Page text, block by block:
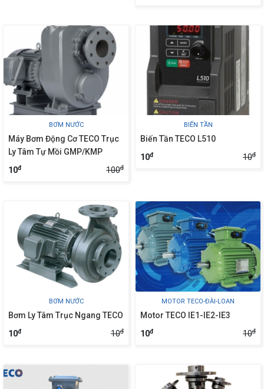
BƠM NƯỚC
Máy Bơm Động Cơ TECO Trục
Ly Tâm Tự Mồi GMP/KMP
10đ 100đ
BIẾN TẦN
Biến Tần TECO L510
10đ 10đ
BƠM NƯỚC
Bơm Ly Tâm Trục Ngang TECO
10đ 10đ
MOTOR TECO-ĐÀI-LOAN
Motor TECO IE1-IE2-IE3
10đ 10đ